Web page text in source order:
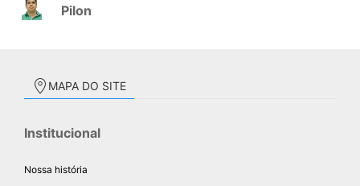
Pilon
MAPA DO SITE
Institucional
Nossa história